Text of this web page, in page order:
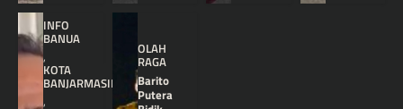
INFO
BANUA
,
KOTA
BANJARMASIN
,
OLAH
RAGA
Barito
Putera